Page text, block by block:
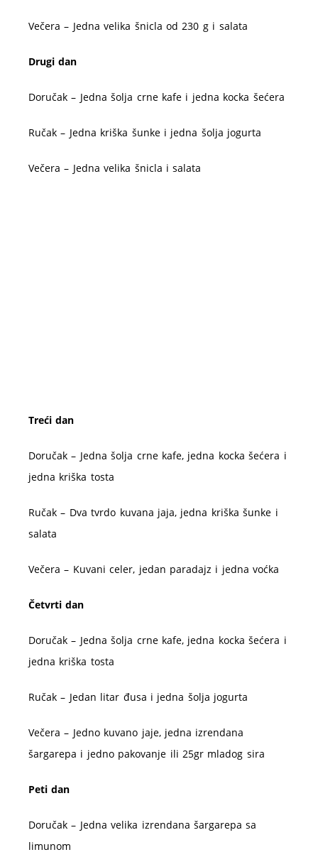
Večera – Jedna velika šnicla od 230 g i salata
Drugi dan
Doručak – Jedna šolja crne kafe i jedna kocka šećera
Ručak – Jedna kriška šunke i jedna šolja jogurta
Večera – Jedna velika šnicla i salata
Treći dan
Doručak – Jedna šolja crne kafe, jedna kocka šećera i
jedna kriška tosta
Ručak – Dva tvrdo kuvana jaja, jedna kriška šunke i
salata
Večera – Kuvani celer, jedan paradajz i jedna voćka
Četvrti dan
Doručak – Jedna šolja crne kafe, jedna kocka šećera i
jedna kriška tosta
Ručak – Jedan litar đusa i jedna šolja jogurta
Večera – Jedno kuvano jaje, jedna izrendana
šargarepa i jedno pakovanje ili 25gr mladog sira
Peti dan
Doručak – Jedna velika izrendana šargarepa sa
limunom